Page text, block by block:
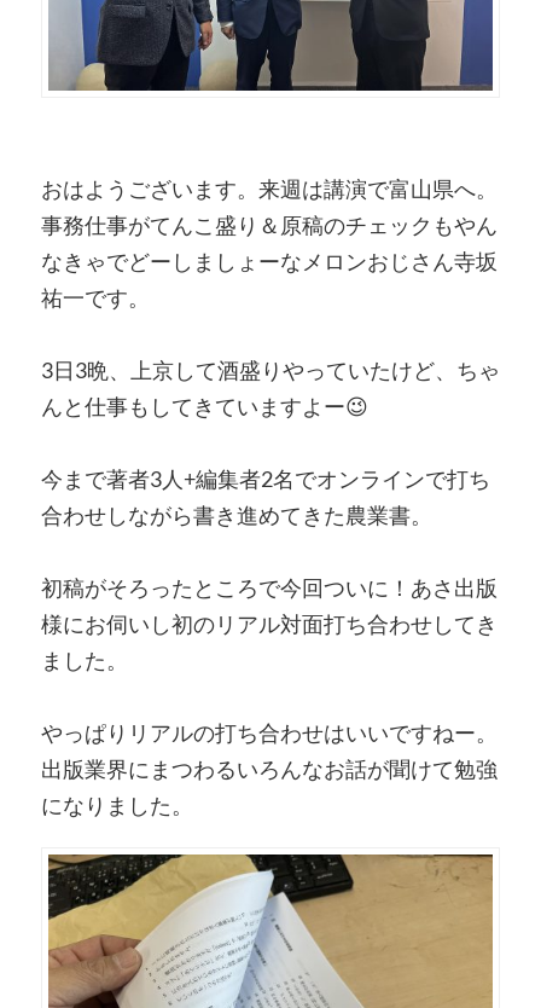
おはようございます。来週は講演で富山県へ。
事務仕事がてんこ盛り＆原稿のチェックもやん
なきゃでどーしましょーなメロンおじさん寺坂
祐一です。
3日3晩、上京して酒盛りやっていたけど、ちゃ
んと仕事もしてきていますよー😉
今まで著者3人+編集者2名でオンラインで打ち
合わせしながら書き進めてきた農業書。
初稿がそろったところで今回ついに！あさ出版
様にお伺いし初のリアル対面打ち合わせしてき
ました。
やっぱりリアルの打ち合わせはいいですねー。
出版業界にまつわるいろんなお話が聞けて勉強
になりました。